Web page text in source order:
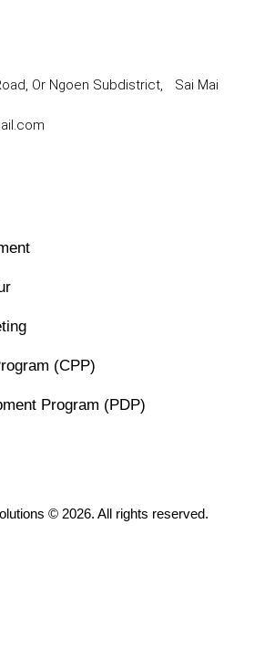
Or Ngoen Subdistrict, Sai Mai
(CPP)
Program (PDP)
© 2026. All rights reserved.